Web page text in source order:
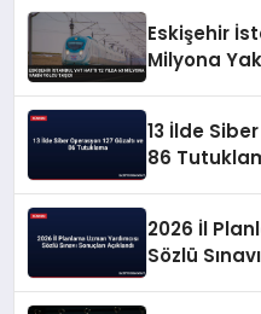
Eskişehir
Milyona
13 İlde
86
2026 İl
Sözlü